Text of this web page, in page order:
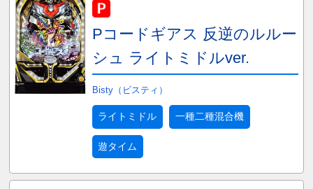
Pコードギアス 反逆のルルー
シュ ライトミドルver.
Bisty（ビスティ）
ライトミドル 一種二種混合機
遊タイム